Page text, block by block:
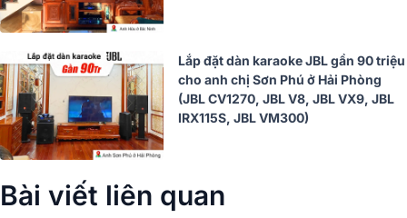
Lắp đặt dàn karaoke JBL gần 90 triệu
cho anh chị Sơn Phú ở Hải Phòng
(JBL CV1270, JBL V8, JBL VX9, JBL
IRX115S, JBL VM300)
Bài viết liên quan